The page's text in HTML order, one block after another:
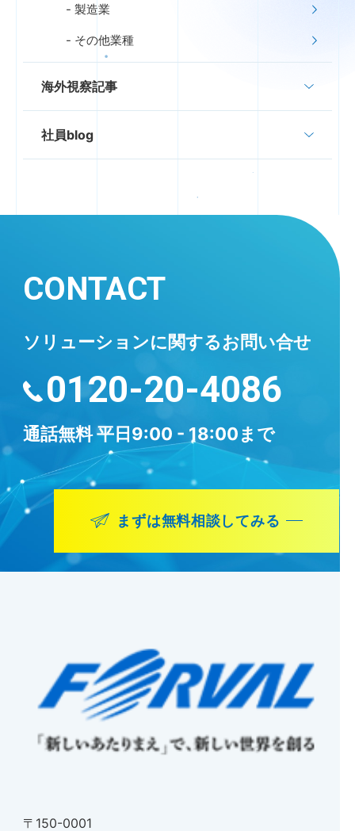
製造業
その他業種
海外視察記事
社員blog
CONTACT
ソリューションに関するお問い合せ
0120-20-4086
通話無料平日9:00 - 18:00まで
まずは無料相談してみる
〒150-0001